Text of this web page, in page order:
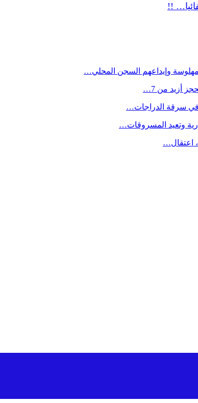
!!
وإيداعهم السجن المحلي…
أزيد من 7…
في سرقة الدراجات…
وتعيد المسروقات…
اعتقال…